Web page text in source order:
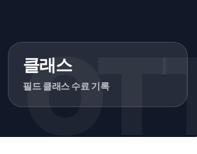
클래스
필드 클래스 수료 기록